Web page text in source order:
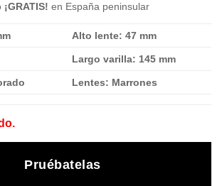
¡GRATIS! en España peninsular
Alto lente: 47 mm
Largo varilla: 145 mm
Lentes: Marrones
Pruébatelas